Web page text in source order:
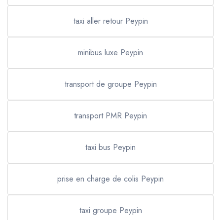
taxi aller retour Peypin
minibus luxe Peypin
transport de groupe Peypin
transport PMR Peypin
taxi bus Peypin
prise en charge de colis Peypin
taxi groupe Peypin